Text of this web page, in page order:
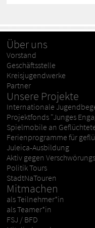
Über uns
Vorstand
Geschäftsstelle
Kreisjugendwerke
Partner
Unsere Projekte
Internationale
Projektfonds "Junges
Spielmobile an
Ferienprogramme für
Juleica-Ausbildung
Aktiv gegen
Politik Tours
StadtNaTouren
Mitmachen
als Teilnehmer*in
als Teamer*in
FSJ / BFD